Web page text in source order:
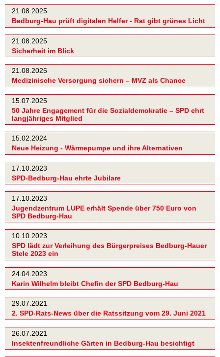
21.08.2025
Bedburg-Hau prüft digitalen Helfer - Rat gibt grünes Licht
21.08.2025
Sicherheit im Blick
21.08.2025
Medizinische Versorgung sichern – MVZ als Chance
15.07.2025
50 Jahre Engagement für die Sozialdemokratie – SPD ehrt
langjähriges Mitglied
15.02.2024
Neue Heizung - Wärmepumpe und ihre Alternativen
17.10.2023
SPD-Bedburg-Hau ehrte Jubilare
17.10.2023
Jugendzentrum LUPE erhält Spende über 750 Euro von
SPD Bedburg-Hau
10.10.2023
SPD lädt zur Verleihung des Bürgerpreises Bedburg-Hauer
Stele 2023 ein
24.04.2023
Karin Wilhelm bleibt Chefin der SPD Bedburg-Hau
29.07.2021
2. SPD-Rats-News über die Ratssitzung vom 29. Juni 2021
26.07.2021
Insektenfreundliche Gärten in Bedburg-Hau besichtigt